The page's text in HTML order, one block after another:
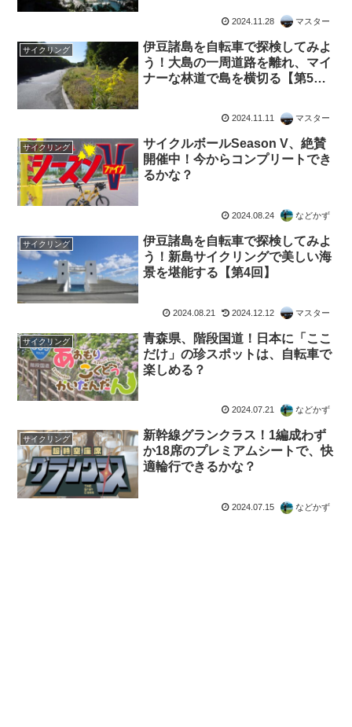
2024.11.28 マスター
サイクリング
伊豆諸島を自転車で探検してみよ
う！大島の一周道路を離れ、マイ
ナーな林道で島を横切る【第5
2024.11.11 マスター
サイクリング
サイクルボールSeason V、絶賛
開催中！今からコンプリートでき
るかな？
2024.08.24 などかず
サイクリング
伊豆諸島を自転車で探検してみよ
う！新島サイクリングで美しい海
景を堪能する【第4回】
2024.08.21 2024.12.12 マスター
サイクリング
青森県、階段国道！日本に「ここ
だけ」の珍スポットは、自転車で
楽しめる？
2024.07.21 などかず
サイクリング
新幹線グランクラス！1編成わず
か18席のプレミアムシートで、快
適輪行できるかな？
2024.07.15 などかず